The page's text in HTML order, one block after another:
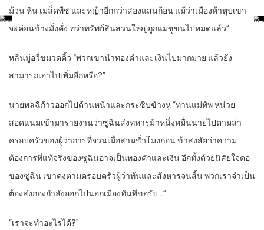
ม้วน หิน เมล็ดพืช และหญ้าอีกกว่าสองแสนก้อน แม้ว่าเมืองห้าหุบเขา
จะค่อนข้างมั่งคั่ง ทว่าทรัพย์สินส่วนใหญ่ถูกแม่ซูขนไปหมดแล้ว”
หลินมู่อวี่ขมวดคิ้ว “พวกเขานำทองคำและเงินไปมากมาย แล้วยัง
สามารถเอาไปเพิ่มอีกหรือ?”
นายพลฉีก้าวออกไปด้านหน้าและกระซิบข้างหู “ท่านแม่ทัพ หน่วย
สอดแนมเข้ามารายงานว่าซูฉินส่งทหารม้าหนึ่งหมื่นนายไปตามล่า
ครอบครัวของผู้ว่าการที่จวนเมื่อสามชั่วโมงก่อน ข้าสงสัยว่าความ
ต้องการที่แท้จริงของซูฉินอาจเป็นทองคำและเงิน อีกทั้งด้วยนิสัยใจคอ
ของซูฉิน เขาคงตามครอบครัวผู้ว่าทันและสังหารจนสิ้น พวกเราจำเป็น
ต้องส่งกองกำลังออกไปนอกเมืองทันทีขอรับ…”
“เราจะทำอะไรได้?”